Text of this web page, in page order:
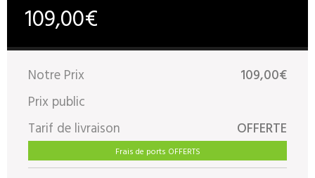
109,00€
Notre Prix
109,00€
Prix public
Tarif de livraison
OFFERTE
Frais de ports OFFERTS